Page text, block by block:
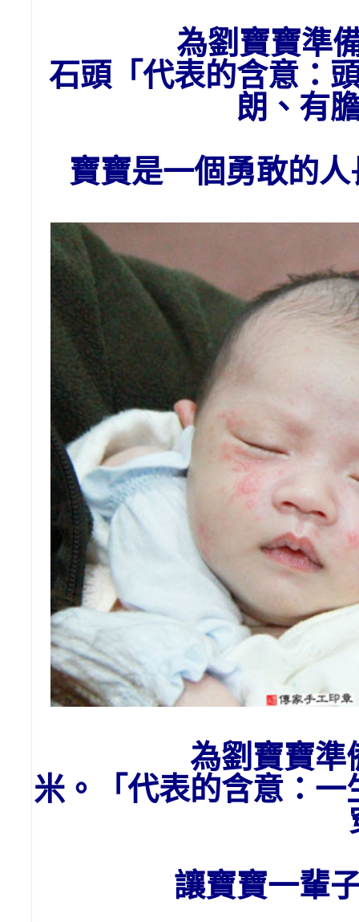
為劉寶寶準
石頭 「代表的含意：
朗、有
寶寶是一個勇敢的
為劉 寶寶準
米。「代表的含意：
讓寶寶一輩